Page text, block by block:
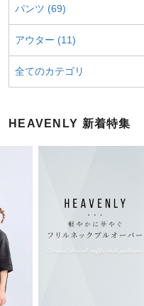
パンツ (69)
アウター (11)
全てのカテゴリ
HEAVENLY 新着特集